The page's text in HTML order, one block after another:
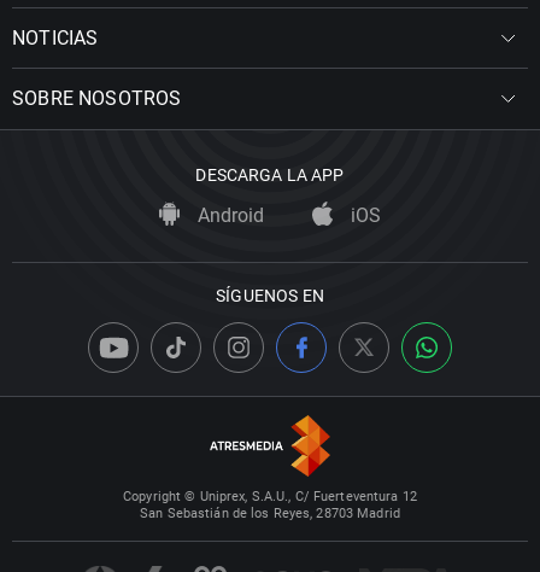
NOTICIAS
SOBRE NOSOTROS
DESCARGA LA APP
Android iOS
SÍGUENOS EN
Copyright © Uniprex, S.A.U., C/ Fuerteventura 12
San Sebastián de los Reyes, 28703 Madrid